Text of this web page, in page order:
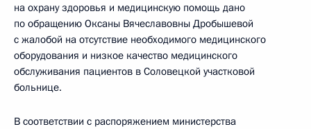
на охрану здоровья и медицинскую помощь дано
по обращению Оксаны Вячеславовны Дробышевой
с жалобой на отсутствие необходимого медицинского
оборудования и низкое качество медицинского
обслуживания пациентов в Соловецкой участковой
больнице.
В соответствии с распоряжением министерства